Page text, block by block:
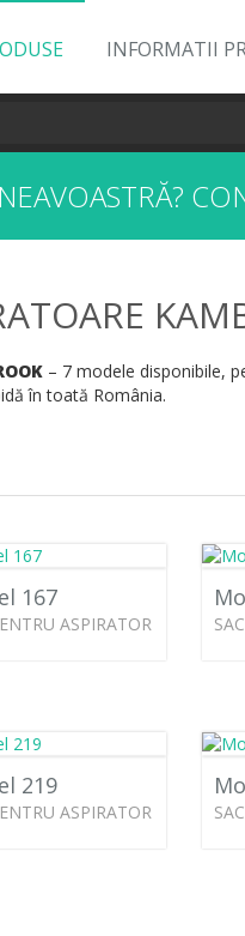
INFORMATII
– 7 modele disponibile,
în toată România.
167
ASPIRATOR
219
ASPIRATOR